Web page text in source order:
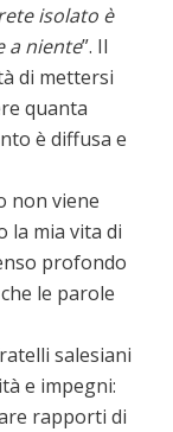
isolato è
a niente”. Il
di mettersi
quanta
è diffusa e
non viene
la mia vita di
profondo
le parole
salesiani
e impegni:
rapporti di